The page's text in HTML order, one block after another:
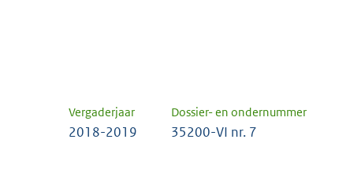
Vergaderjaar Dossier- en ondernummer
2018-2019 35200-VI nr. 7